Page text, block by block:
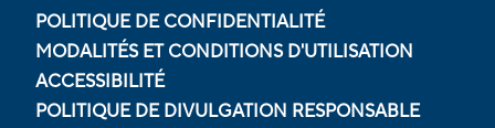
POLITIQUE DE CONFIDENTIALITÉ
MODALITÉS ET CONDITIONS D'UTILISATION
ACCESSIBILITÉ
POLITIQUE DE DIVULGATION RESPONSABLE